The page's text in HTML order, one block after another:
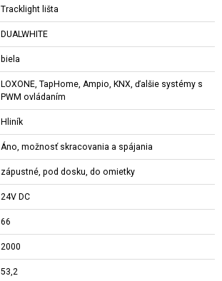
Tracklight lišta
DUALWHITE
biela
LOXONE, TapHome, Ampio, KNX, ďalšie systémy s
PWM ovládaním
Hliník
Áno, možnosť skracovania a spájania
zápustné, pod dosku, do omietky
24V DC
66
2000
53,2